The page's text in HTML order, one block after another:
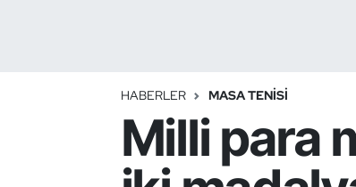
HABERLER MASA TENISI
Milli para